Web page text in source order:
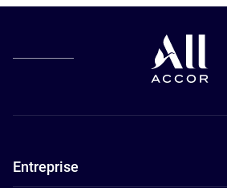
les petits
Bangkok
piscine à
Bangkok
luxe à
Entreprise